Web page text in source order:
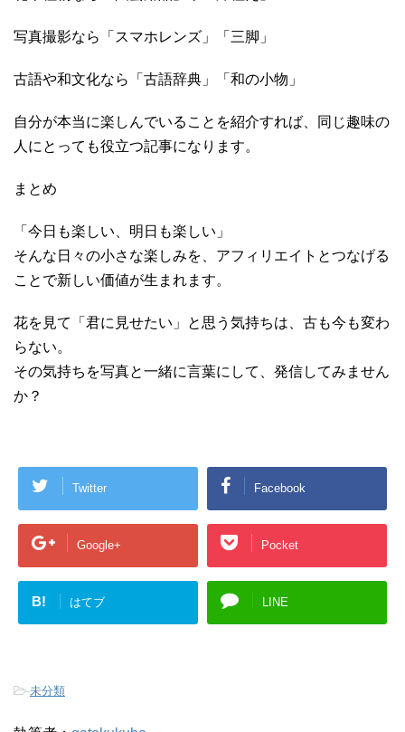
写真撮影なら「スマホレンズ」「三脚」
古語や和文化なら「古語辞典」「和の小物」
自分が本当に楽しんでいることを紹介すれば、同じ趣味の
人にとっても役立つ記事になります。
まとめ
「今日も楽しい、明日も楽しい」
そんな日々の小さな楽しみを、アフィリエイトとつなげる
ことで新しい価値が生まれます。
花を見て「君に見せたい」と思う気持ちは、古も今も変わ
らない。
その気持ちを写真と一緒に言葉にして、発信してみません
か？
Twitter Facebook
Google+ Pocket
B! はてブ LINE
-未分類